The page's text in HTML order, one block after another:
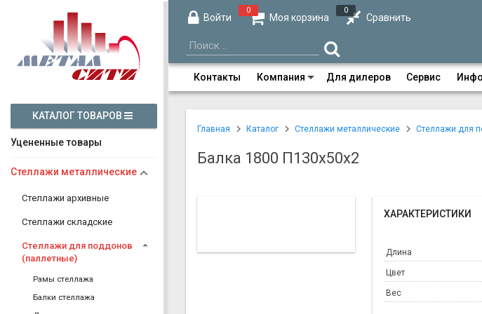
Войти Моя корзина
0
Сравнить
0
Контакты Компания Для дилеров Сервис
КАТАЛОГ ТОВАРОВ
Уцененные товары
Стеллажи металлические
Стеллажи архивные
Стеллажи складские
Стеллажи для поддонов
(паллетные)
Рамы стеллажа
Балки стеллажа
Главная Каталог Стеллажи металлические Стеллажи для
Балка 1800 П130х50х2
ХАРАКТЕРИСТИКИ
Длина
Цвет
Вес